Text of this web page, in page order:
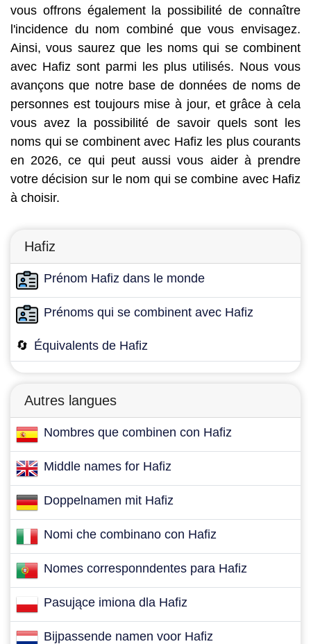
vous offrons également la possibilité de connaître
l'incidence du nom combiné que vous envisagez.
Ainsi, vous saurez que les noms qui se combinent
avec Hafiz sont parmi les plus utilisés. Nous vous
avançons que notre base de données de noms de
personnes est toujours mise à jour, et grâce à cela
vous avez la possibilité de savoir quels sont les
noms qui se combinent avec Hafiz les plus courants
en 2026, ce qui peut aussi vous aider à prendre
votre décision sur le nom qui se combine avec Hafiz
à choisir.
Hafiz
Prénom Hafiz dans le monde
Prénoms qui se combinent avec Hafiz
🔄 Équivalents de Hafiz
Autres langues
Nombres que combinen con Hafiz
Middle names for Hafiz
Doppelnamen mit Hafiz
Nomi che combinano con Hafiz
Nomes corresponndentes para Hafiz
Pasujące imiona dla Hafiz
Bijpassende namen voor Hafiz